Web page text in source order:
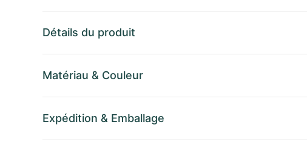
Détails du produit
Matériau & Couleur
Expédition & Emballage